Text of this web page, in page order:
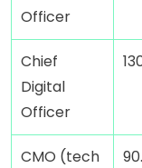
Officer
Chief
Digital
Officer
CMO (tech